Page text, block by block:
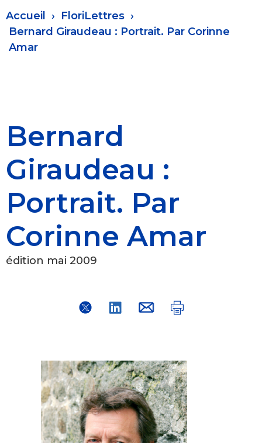
Fil
d'Ariane
Accueil
FloriLettres
Bernard Giraudeau : Portrait. Par Corinne
Amar
Bernard
Giraudeau :
Portrait. Par
Corinne Amar
édition mai 2009